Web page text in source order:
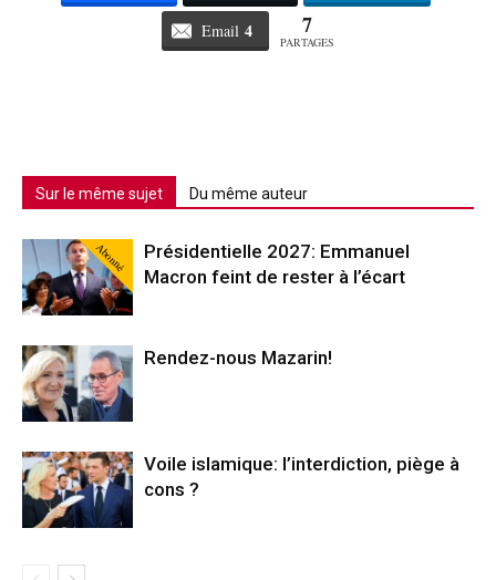
Email 4 7
PARTAGES
Sur le même sujet Du même auteur
Abonné
Présidentielle 2027: Emmanuel
Macron feint de rester à l’écart
Rendez-nous Mazarin!
Voile islamique: l’interdiction, piège à
cons ?